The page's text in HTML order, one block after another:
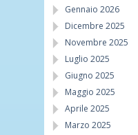
Gennaio 2026
Dicembre 2025
Novembre 2025
Luglio 2025
Giugno 2025
Maggio 2025
Aprile 2025
Marzo 2025